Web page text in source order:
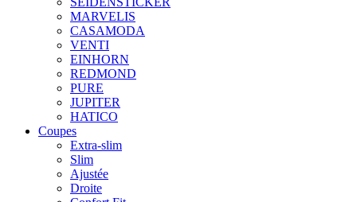
MARVELIS
CASAMODA
VENTI
EINHORN
REDMOND
PURE
JUPITER
HATICO
Coupes
Extra-slim
Slim
Ajustée
Droite